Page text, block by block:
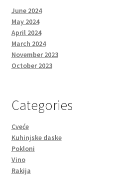
June 2024
May 2024
April 2024
March 2024
November 2023
October 2023
Categories
Cveće
Kuhinjske daske
Pokloni
Vino
Rakija